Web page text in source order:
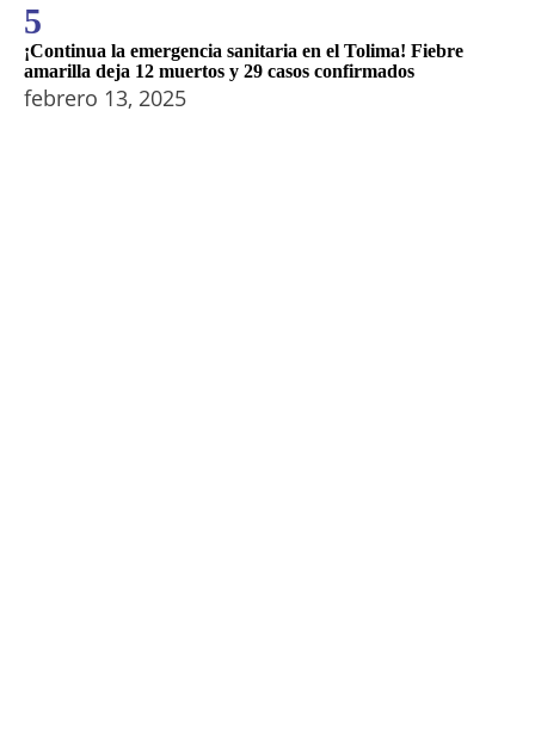
5
¡Continua la emergencia sanitaria en el Tolima! Fiebre
amarilla deja 12 muertos y 29 casos confirmados
febrero 13, 2025